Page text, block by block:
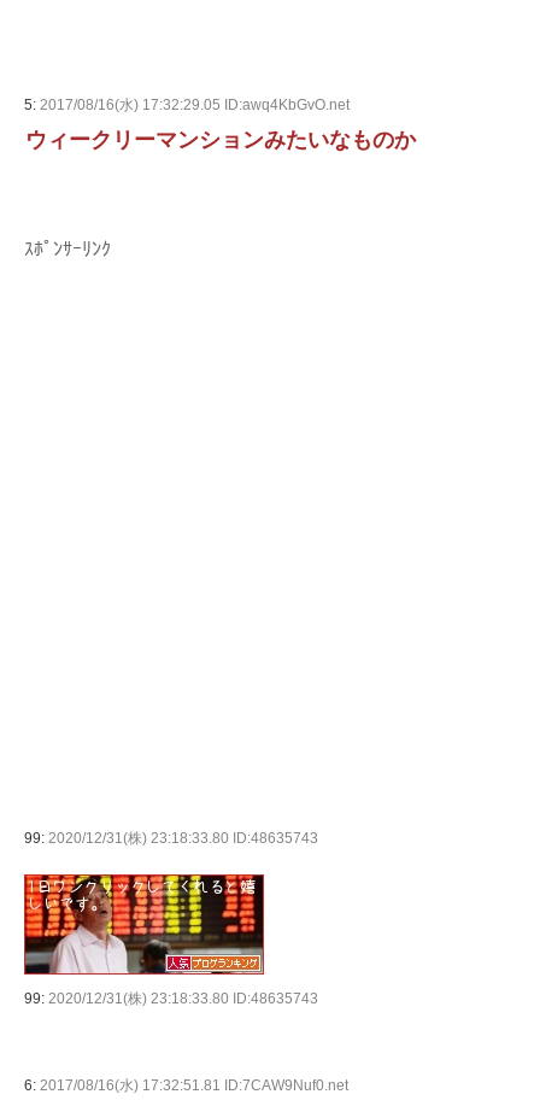
5: 2017/08/16(水) 17:32:29.05 ID:awq4KbGvO.net
ウィークリーマンションみたいなものか
ｽﾎﾟﾝｻｰﾘﾝｸ
99: 2020/12/31(株) 23:18:33.80 ID:48635743
99: 2020/12/31(株) 23:18:33.80 ID:48635743
6: 2017/08/16(水) 17:32:51.81 ID:7CAW9Nuf0.net